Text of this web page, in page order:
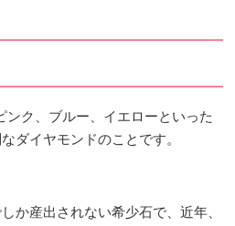
ンク、ブルー、イエローといった
ダイヤモンドのことです。
か産出されない希少石で、近年、